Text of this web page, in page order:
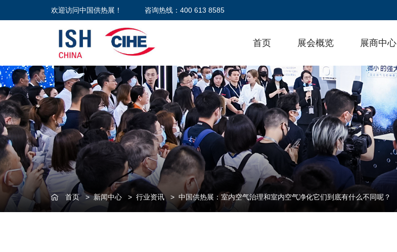
欢迎访问中国供热展！ 咨询热线：400 613 8585
首页 展会概览 展商中心
首页>新闻中心> 行业资讯> 中国供热展：室内空气治理和室内空气净化它们到底有什么不同呢？